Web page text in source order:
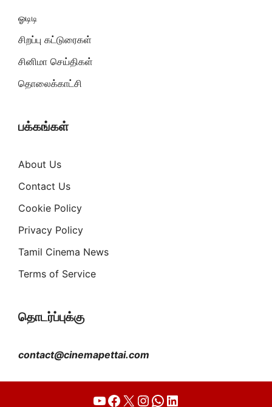
ஓடிடி
சிறப்பு கட்டுரைகள்
சினிமா செய்திகள்
தொலைக்காட்சி
பக்கங்கள்
About Us
Contact Us
Cookie Policy
Privacy Policy
Tamil Cinema News
Terms of Service
தொடர்ப்புக்கு
contact@cinemapettai.com
YouTube
Facebook
X Instagram
WhatsApp
LinkedIn